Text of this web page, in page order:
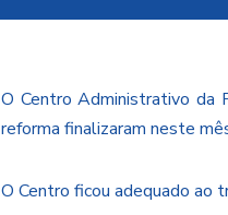
O Centro Administrativo da
reforma finalizaram neste
O Centro ficou adequado ao